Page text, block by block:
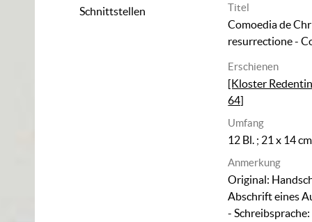
Schnittstellen
Titel
Comoedia de
resurrectione -
Erschienen
[Kloster
64]
Umfang
12 Bl. ; 21 x 14 cm
Anmerkung
Original:
Abschrift eines
- Schreibsprache: